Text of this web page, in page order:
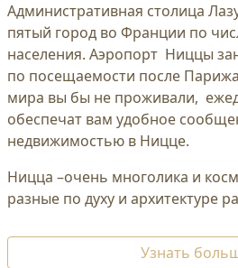
Административная столица
пятый город во Франции по
населения. Аэропорт Ниццы
по посещаемости после
мира вы бы не проживали,
обеспечат вам удобное
недвижимостью в Ницце.
Ницца –очень многолика и
разные по духу и архитектуре
Узнать